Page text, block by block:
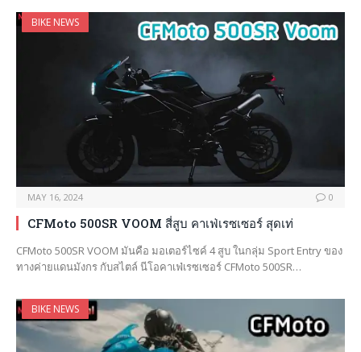
BIKE NEWS
MAY 16, 2024 0
CFMoto 500SR VOOM สี่สูบ คาเฟ่เรซเซอร์ สุดเท่
CFMoto 500SR VOOM มันคือ มอเตอร์ไซค์ 4 สูบ ในกลุ่ม Sport Entry ของ
ทางค่ายแดนมังกร กับสไตล์ นีโอคาเฟ่เรซเซอร์ CFMoto 500SR…
BIKE NEWS